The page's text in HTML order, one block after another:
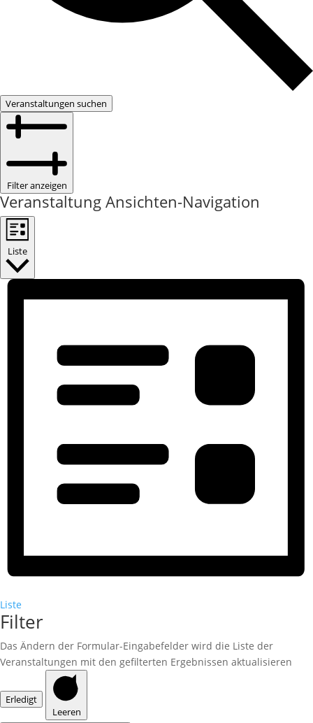
Veranstaltungen suchen
Filter anzeigen
Veranstaltung Ansichten-Navigation
Liste
Liste
Filter
Das Ändern der Formular-Eingabefelder wird die Liste der
Veranstaltungen mit den gefilterten Ergebnissen aktualisieren
Erledigt
Leeren